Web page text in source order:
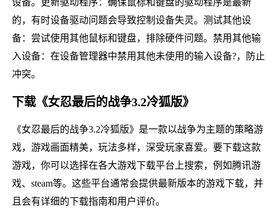
的，有时设备驱动问题会导致控制设备失灵。测试其他设
备：尝试使用其他鼠标和键盘，排除硬件问题。禁用其他输
入设备：在设备管理器中禁用其他未使用的输入设备?，防止
冲突。
下载《女忍最后的战争3.2冷狐版》
《女忍最后的战争3.2冷狐版》是一款以战争为主题的策略游
戏，游戏画面精美，玩法多样，深受玩家喜爱。要下载这款
游戏，你可以选择在各大游戏下载平台上搜索，例如腾讯游
戏、steam等。这些平台通常会提供最新版本的游戏下载，并
且会有详细的下载指南和用户评价。